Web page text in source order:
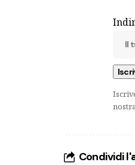
Condividi